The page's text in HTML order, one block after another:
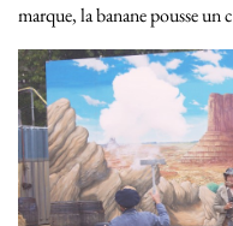
marque, la banane pousse